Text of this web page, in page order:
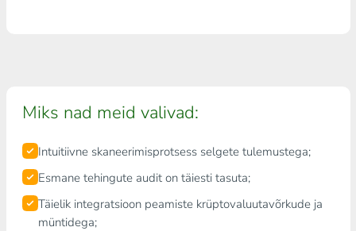
Miks nad meid valivad:
Intuitiivne skaneerimisprotsess selgete tulemustega;
Esmane tehingute audit on täiesti tasuta;
Täielik integratsioon peamiste krüptovaluutavõrkude ja
müntidega;